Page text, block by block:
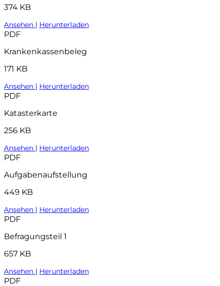
374 KB
Ansehen | Herunterladen
PDF
Krankenkassenbeleg
171 KB
Ansehen | Herunterladen
PDF
Katasterkarte
256 KB
Ansehen | Herunterladen
PDF
Aufgabenaufstellung
449 KB
Ansehen | Herunterladen
PDF
Befragungsteil 1
657 KB
Ansehen | Herunterladen
PDF